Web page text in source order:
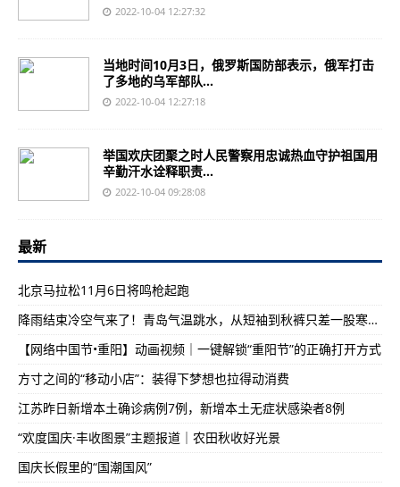
2022-10-04 12:27:32
当地时间10月3日，俄罗斯国防部表示，俄军打击
了多地的乌军部队...
2022-10-04 12:27:18
举国欢庆团聚之时人民警察用忠诚热血守护祖国用
辛勤汗水诠释职责...
2022-10-04 09:28:08
最新
北京马拉松11月6日将鸣枪起跑
降雨结束冷空气来了！青岛气温跳水，从短袖到秋裤只差一股寒潮……
【网络中国节•重阳】动画视频｜一键解锁“重阳节”的正确打开方式
方寸之间的“移动小店”：装得下梦想也拉得动消费
江苏昨日新增本土确诊病例7例，新增本土无症状感染者8例
“欢度国庆·丰收图景”主题报道｜农田秋收好光景
国庆长假里的“国潮国风”